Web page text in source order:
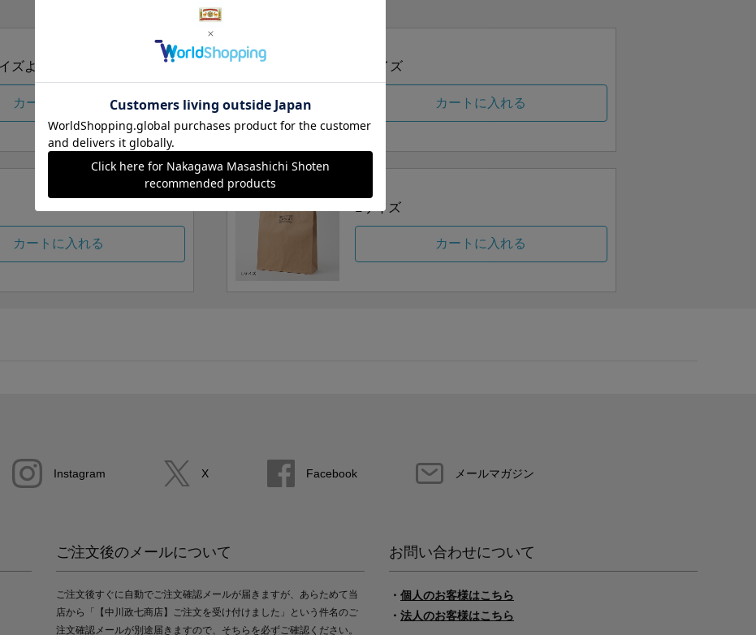
S・M・Lの3つサイズをご用意しております。
ズより当店にお任せ
カートに入れる
Sサイズ
カートに入れる
カートに入れる
Lサイズ
カートに入れる
Instagram X Facebook メールマガジン
ご注文後のメールについて
ご注文後すぐに自動でご注文確認メールが届きますが、あらためて当
店から「【中川政七商店】ご注文を受け付けました」という件名のご
注文確認メールが別途届きますので、そちらを必ずご確認ください。
お問い合わせについて
・ 個人のお客様はこちら
・ 法人のお客様はこちら